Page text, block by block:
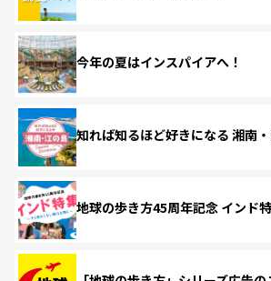
今年の夏はインスパイアへ！
知れば知るほど好きになる 湘南
地球の歩き方45周年記念 インド